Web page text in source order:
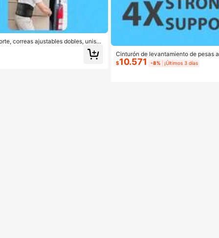
correas ajustables dobles, unise
Cinturón de levantamiento de pesas
ra fitness y gimnasio para hombres,
mo faja de cintura y cinturón
$10.571 -8% ¡Últimos 3 días